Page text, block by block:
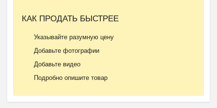
КАК ПРОДАТЬ БЫСТРЕЕ
Указывайте разумную цену
Добавьте фотографии
Добавьте видео
Подробно опишите товар